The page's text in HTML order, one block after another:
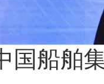
国船舶